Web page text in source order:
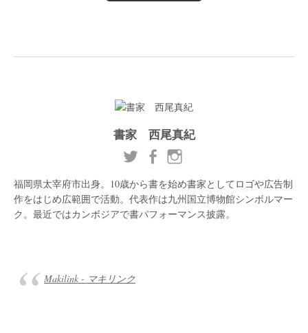
書家 西尾真紀
福岡県太宰府市出身。10歳から書を始め書家としてロゴや広告制
作をはじめ広範囲で活動。代表作は九州国立博物館シンボルマー
ク。最近ではカンボジアで書パフォーマンス披露。
Makilink - マキリンク